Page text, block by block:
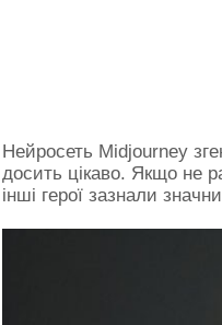
Нейросеть Midjourney
досить цікаво. Якщо не
інші герої зазнали